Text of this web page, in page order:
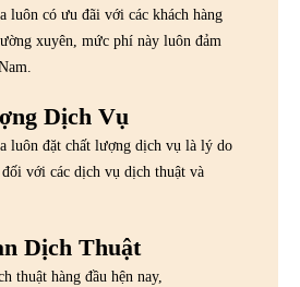
luôn có ưu đãi với các khách hàng
xuyên, mức phí này luôn đảm
Dịch Vụ
luôn đặt chất lượng dịch vụ là lý do
với các dịch vụ dịch thuật và
Dịch Thuật
thuật hàng đầu hện nay,